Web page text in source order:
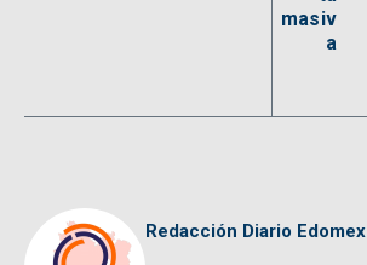
masiv
a
Redacción Diario Edomex